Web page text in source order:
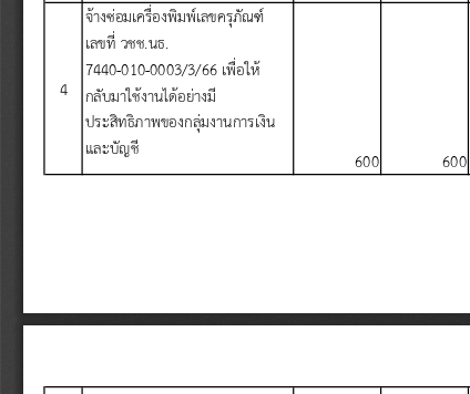
4
จางซอมเครองพมพเลขครภณฑ
เลขท วชช.นธ
7440-010-0003/3/66 เพอให
กลบมาใชงานไดอยางม
ประสทธภาพของกลมงานการเงน
และบญช
600 600